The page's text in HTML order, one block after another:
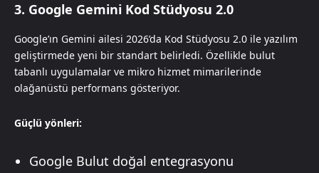
3. Google Gemini Kod Stüdyosu 2.0
Google’ın Gemini ailesi 2026’da Kod Stüdyosu 2.0 ile yazılım
geliştirmede yeni bir standart belirledi. Özellikle bulut
tabanlı uygulamalar ve mikro hizmet mimarilerinde
olağanüstü performans gösteriyor.
Güçlü yönleri:
Google Bulut doğal entegrasyonu